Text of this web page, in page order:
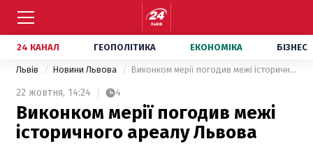
24 КАНАЛ ГЕОПОЛІТИКА ЕКОНОМІКА БІЗНЕС
Львів Новини Львова Виконком мерії погодив межі історичного ареалу Львова
22 жовтня, 14:24 4
Виконком мерії погодив межі
історичного ареалу Львова